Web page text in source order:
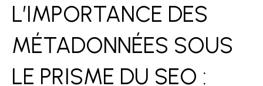
L’IMPORTANCE DES
MÉTADONNÉES SOUS
LE PRISME DU SEO :